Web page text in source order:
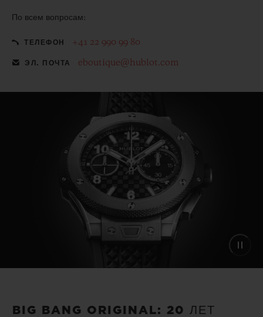
По всем вопросам:
ТЕЛЕФОН +41 22 990 99 80
ЭЛ. ПОЧТА eboutique@hublot.com
BIG BANG ORIGINAL: 20 ЛЕТ